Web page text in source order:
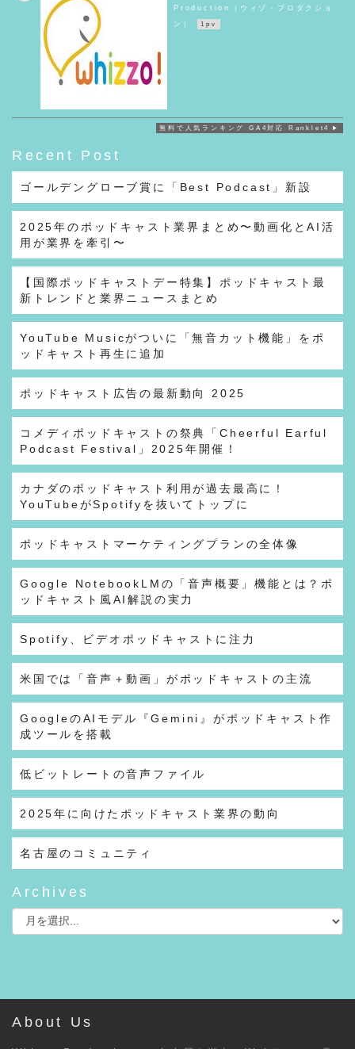
Production（ウィゾ・プロダクショ
ン）
1pv
無料で人気ランキング GA4対応 Ranklet4
Recent Post
ゴールデングローブ賞に「Best Podcast」新設
2025年のポッドキャスト業界まとめ〜動画化とAI活
用が業界を牽引〜
【国際ポッドキャストデー特集】ポッドキャスト最
新トレンドと業界ニュースまとめ
YouTube Musicがついに「無音カット機能」をポ
ッドキャスト再生に追加
ポッドキャスト広告の最新動向 2025
コメディポッドキャストの祭典「Cheerful Earful
Podcast Festival」2025年開催！
カナダのポッドキャスト利用が過去最高に！
YouTubeがSpotifyを抜いてトップに
ポッドキャストマーケティングプランの全体像
Google NotebookLMの「音声概要」機能とは？ポ
ッドキャスト風AI解説の実力
Spotify、ビデオポッドキャストに注力
米国では「音声＋動画」がポッドキャストの主流
GoogleのAIモデル『Gemini』がポッドキャスト作
成ツールを搭載
低ビットレートの音声ファイル
2025年に向けたポッドキャスト業界の動向
名古屋のコミュニティ
Archives
About Us